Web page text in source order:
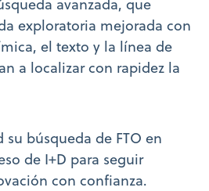
avanzada, que
exploratoria mejorada con
el texto y la línea de
a localizar con rapidez la
búsqueda de FTO en
de I+D para seguir
con confianza.